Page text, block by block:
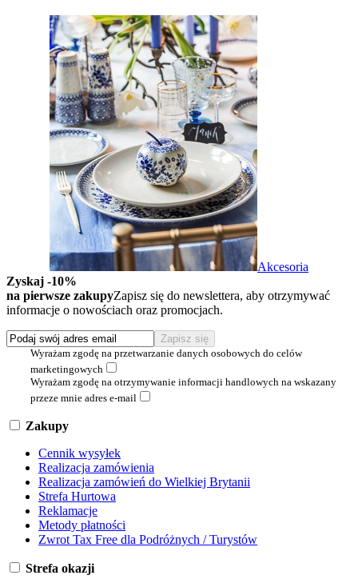
Akcesoria
Zyskaj -10%
na pierwsze zakupyZapisz się do newslettera, aby otrzymywać
informacje o nowościach oraz promocjach.
Wyrażam zgodę na przetwarzanie danych osobowych do celów
marketingowych
Wyrażam zgodę na otrzymywanie informacji handlowych na wskazany
przeze mnie adres e-mail
Zakupy
Cennik wysyłek
Realizacja zamówienia
Realizacja zamówień do Wielkiej Brytanii
Strefa Hurtowa
Reklamacje
Metody płatności
Zwrot Tax Free dla Podróżnych / Turystów
Strefa okazji